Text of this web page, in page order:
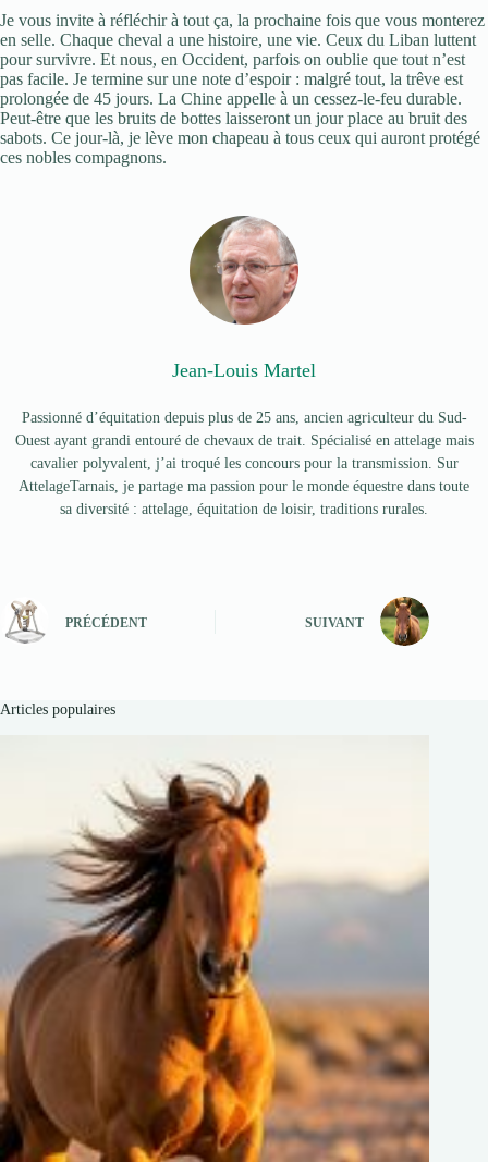
Je vous invite à réfléchir à tout ça, la prochaine fois que vous monterez
en selle. Chaque cheval a une histoire, une vie. Ceux du Liban luttent
pour survivre. Et nous, en Occident, parfois on oublie que tout n’est
pas facile. Je termine sur une note d’espoir : malgré tout, la trêve est
prolongée de 45 jours. La Chine appelle à un cessez-le-feu durable.
Peut-être que les bruits de bottes laisseront un jour place au bruit des
sabots. Ce jour-là, je lève mon chapeau à tous ceux qui auront protégé
ces nobles compagnons.
Jean-Louis Martel
Passionné d’équitation depuis plus de 25 ans, ancien agriculteur du Sud-
Ouest ayant grandi entouré de chevaux de trait. Spécialisé en attelage mais
cavalier polyvalent, j’ai troqué les concours pour la transmission. Sur
AttelageTarnais, je partage ma passion pour le monde équestre dans toute
sa diversité : attelage, équitation de loisir, traditions rurales.
PRÉCÉDENT SUIVANT
Articles populaires